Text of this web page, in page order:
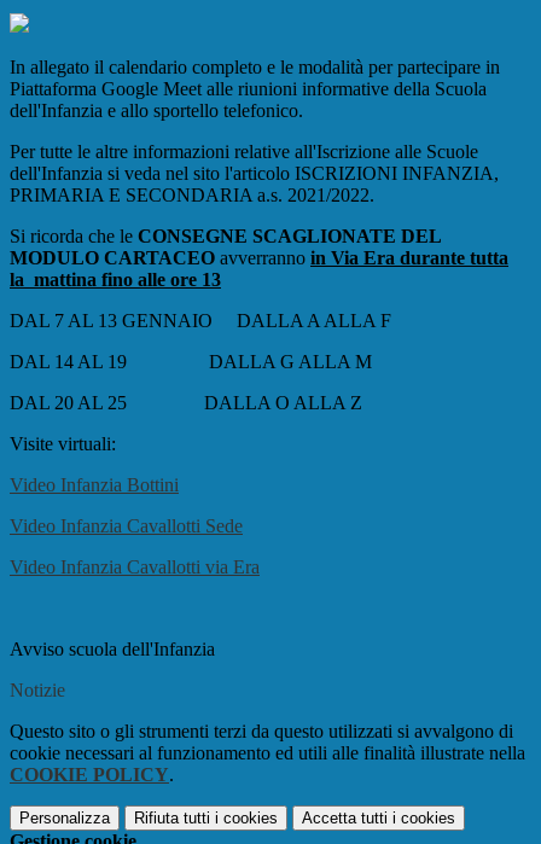
In allegato il calendario completo e le modalità per partecipare in
Piattaforma Google Meet alle riunioni informative della Scuola
dell'Infanzia e allo sportello telefonico.
Per tutte le altre informazioni relative all'Iscrizione alle Scuole
dell'Infanzia si veda nel sito l'articolo ISCRIZIONI INFANZIA,
PRIMARIA E SECONDARIA a.s. 2021/2022.
Si ricorda che le CONSEGNE SCAGLIONATE DEL
MODULO CARTACEO avverranno in Via Era durante tutta
la mattina fino alle ore 13
DAL 7 AL 13 GENNAIO DALLA A ALLA F
DAL 14 AL 19 DALLA G ALLA M
DAL 20 AL 25 DALLA O ALLA Z
Visite virtuali:
Video Infanzia Bottini
Video Infanzia Cavallotti Sede
Video Infanzia Cavallotti via Era
Avviso scuola dell'Infanzia
Notizie
Questo sito o gli strumenti terzi da questo utilizzati si avvalgono di
cookie necessari al funzionamento ed utili alle finalità illustrate nella
COOKIE POLICY.
Personalizza Rifiuta tutti i cookies Accetta tutti i cookies